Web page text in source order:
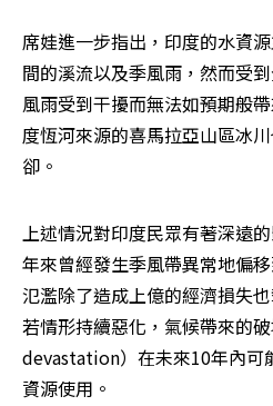
席娃進一步指出，印度的水資
間的溪流以及季風雨，然而受
風雨受到干擾而無法如預期般
度恆河來源的喜馬拉亞山區冰
卻。
上述情況對印度民眾有著深遠
年來曾經發生季風帶異常地偏
氾濫除了造成上億的經濟損失
若情形持續惡化，氣候帶來的
devastation）在未來10年內可
資源使用。